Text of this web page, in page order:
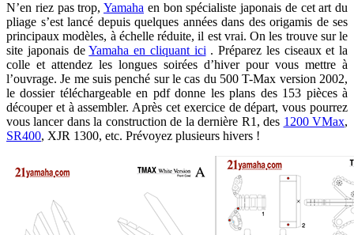
N’en riez pas trop, Yamaha en bon spécialiste japonais de cet art du
pliage s’est lancé depuis quelques années dans des origamis de ses
principaux modèles, à échelle réduite, il est vrai. On les trouve sur le
site japonais deYamaha en cliquant ici . Préparez les ciseaux et la
colle et attendez les longues soirées d’hiver pour vous mettre à
l’ouvrage. Je me suis penché sur le cas du 500 T-Max version 2002,
le dossier téléchargeable en pdf donne les plans des 153 pièces à
découper et à assembler. Après cet exercice de départ, vous pourrez
vous lancer dans la construction de la dernière R1, des 1200 VMax,
SR400, XJR 1300, etc. Prévoyez plusieurs hivers !